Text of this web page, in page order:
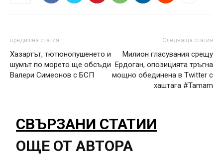
предишна статия
Хазартът, тютюнопушенето и
шумът по морето ще обсъди
Валери Симеонов с БСП
Следваща статия
Милион гласувания срещу
Ердоган, опозицията тръгна
мощно обединена в Twitter с
хаштага #Tamam
СВЪРЗАНИ СТАТИИ
ОЩЕ ОТ АВТОРА